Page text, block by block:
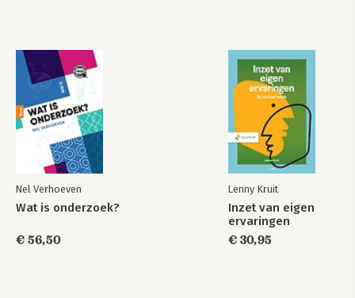
Nel Verhoeven
Wat is onderzoek?
€ 56,50
Lenny Kruit
Inzet van eigen
ervaringen
€ 30,95